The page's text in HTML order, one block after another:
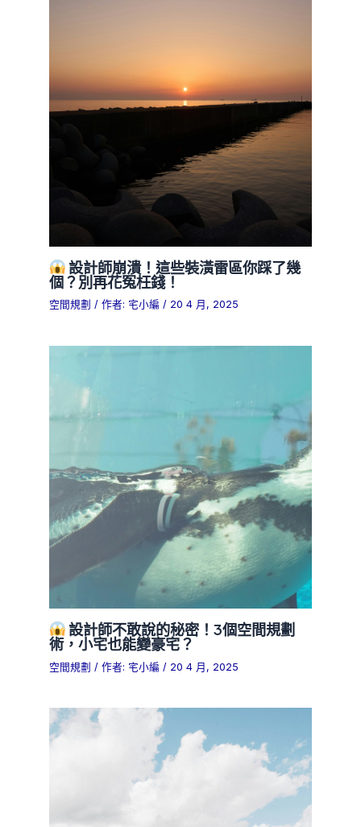
設計師崩潰！這些裝潢雷區你踩了幾
個？別再花冤枉錢！
空間規劃 / 作者: 宅小編/ 20 4 月, 2025
設計師不敢說的秘密！3個空間規劃
術，小宅也能變豪宅？
空間規劃 / 作者: 宅小編 / 20 4 月, 2025